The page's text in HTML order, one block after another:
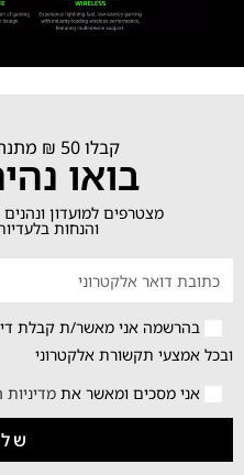
קבלו 50 ₪ מתנה להזמנה באתר!*
בואו
מצטרפים למועדון
והנחות
בהרשמה אני מאשר/ת קבלת
ובכל אמצעי תקשורת אלקטרוני
אני מסכים ומאשר את